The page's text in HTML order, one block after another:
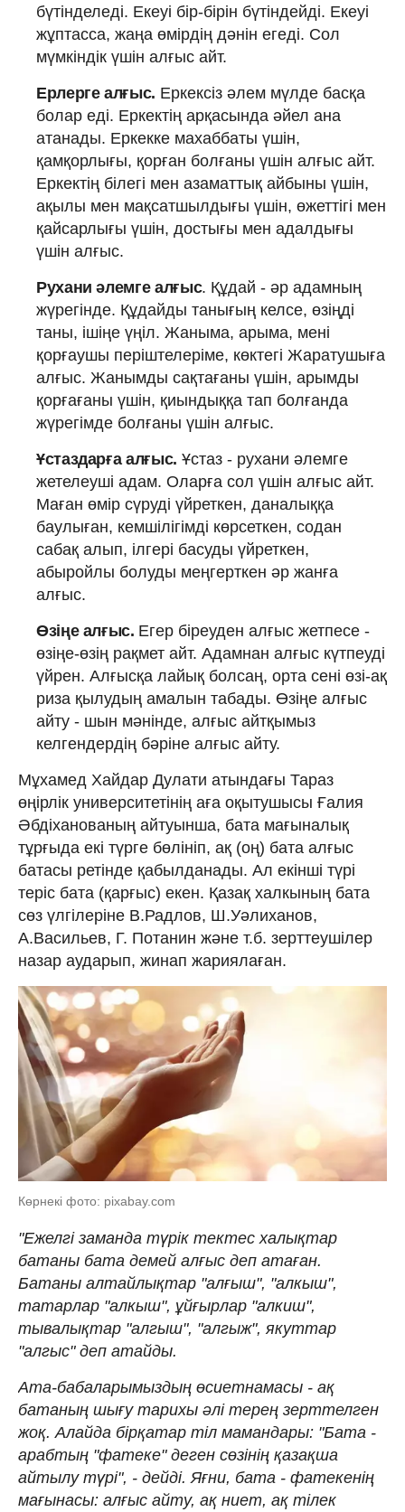
бүтінделеді. Екеуі бір-бірін бүтіндейді. Екеуі
жұптасса, жаңа өмірдің дәнін егеді. Сол
мүмкіндік үшін алғыс айт.
Ерлерге алғыс. Еркексіз әлем мүлде басқа
болар еді. Еркектің арқасында әйел ана
атанады. Еркекке махаббаты үшін,
қамқорлығы, қорған болғаны үшін алғыс айт.
Еркектің білегі мен азаматтық айбыны үшін,
ақылы мен мақсатшылдығы үшін, өжеттігі мен
қайсарлығы үшін, достығы мен адалдығы
үшін алғыс.
Рухани әлемге алғыс. Құдай - әр адамның
жүрегінде. Құдайды танығың келсе, өзіңді
таны, ішіңе үңіл. Жаныма, арыма, мені
қорғаушы періштелеріме, көктегі Жаратушыға
алғыс. Жанымды сақтағаны үшін, арымды
қорғағаны үшін, қиындыққа тап болғанда
жүрегімде болғаны үшін алғыс.
Ұстаздарға алғыс. Ұстаз ‑ рухани әлемге
жетелеуші адам. Оларға сол үшін алғыс айт.
Маған өмір сүруді үйреткен, даналыққа
баулыған, кемшілігімді көрсеткен, содан
сабақ алып, ілгері басуды үйреткен,
абыройлы болуды меңгерткен әр жанға
алғыс.
Өзіңе алғыс. Егер біреуден алғыс жетпесе ‑
өзіңе-өзің рақмет айт. Адамнан алғыс күтпеуді
үйрен. Алғысқа лайық болсаң, орта сені өзі‑ақ
риза қылудың амалын табады. Өзіңе алғыс
айту - шын мәнінде, алғыс айтқымыз
келгендердің бәріне алғыс айту.
Мұхамед Хайдар Дулати атындағы Тараз
өңірлік университетінің аға оқытушысы Ғалия
Әбдіханованың айтуынша, бата мағыналық
тұрғыда екі түрге бөлініп, ақ (оң) бата алғыс
батасы ретінде қабылданады. Ал екінші түрі
теріс бата (қарғыс) екен. Қазақ халкының бата
сөз үлгілеріне В.Радлов, Ш.Уәлиханов,
А.Васильев, Г. Потанин және т.б. зерттеушілер
назар аударып, жинап жариялаған.
Көрнекі фото: pixabay.com
"Ежелгі заманда түрік тектес халықтар
батаны бата демей алғыс деп атаған.
Батаны алтайлықтар "алғыш", "алкыш",
татарлар "алкыш", ұйғырлар "алкиш",
тывалықтар "алгыш", "алгыж", якуттар
"алгыс" деп атайды.
Ата-бабаларымыздың өсиетнамасы - ақ
батаның шығу тарихы әлі терең зерттелген
жоқ. Алайда бірқатар тіл мамандары: "Бата -
арабтың "фатеке" деген сөзінің қазақша
айтылу түрі", - дейді. Яғни, бата - фатекенің
мағынасы: алғыс айту, ақ ниет, ақ тілек